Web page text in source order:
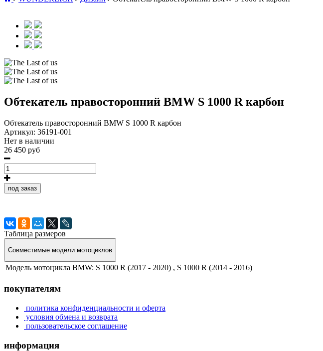
Обтекатель правосторонний BMW S 1000 R карбон
Обтекатель правосторонний BMW S 1000 R карбон
Артикул: 36191-001
Нет в наличии
26 450 руб
под заказ
Таблица размеров
Совместимые модели мотоциклов
Модель мотоцикла BMW: S 1000 R (2017 - 2020) , S 1000 R (2014 - 2016)
покупателям
политика конфиденциальности и оферта
условия обмена и возврата
пользовательское соглашение
информация